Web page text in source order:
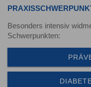
Besonders intensiv
Schwerpunkten: